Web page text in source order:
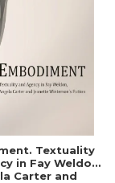
Textuality
in Fay Weldon,
Carter and